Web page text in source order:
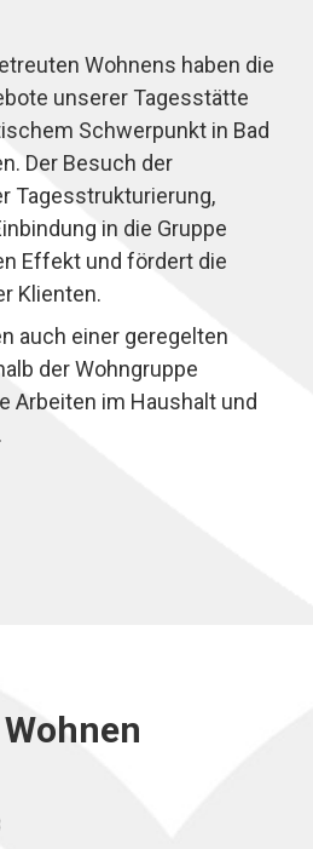
Wohnens haben die
unserer Tagesstätte
Schwerpunkt in Bad
Der Besuch der
Tagesstrukturierung,
in die Gruppe
Effekt und fördert die
Klienten.
auch einer geregelten
der Wohngruppe
Arbeiten im Haushalt und